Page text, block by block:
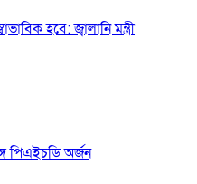
হবে: জ্বালানি মন্ত্রী
পিএইচডি অর্জন